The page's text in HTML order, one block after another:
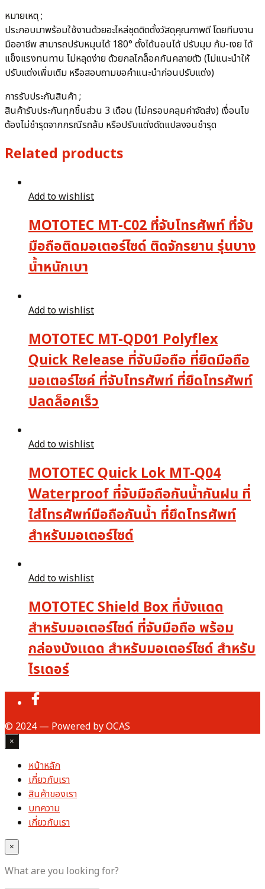
หมายเหตุ ;
ประกอบมาพร้อมใช้งานด้วยอะไหล่ชุดติตตั้งวัสดุคุณภาพดี โดยทีมงาน
มืออาชีพ สามารถปรับหมุนได้ 180° ตั้งได้นอนได้ ปรับมุม ก้ม-เงย ได้
แข็งแรงทนทาน ไม่หลุดง่าย ด้วยกลไกล็อคกันคลายตัว (ไม่แนะนำให้
ปรับแต่งเพิ่มเติม หรือสอบถามขอคำแนะนำก่อนปรับแต่ง)
การรับประกันสินค้า ;
สินค้ารับประกันทุกชิ้นส่วน 3 เดือน (ไม่ครอบคลุมค่าจัดส่ง) เงื่อนไข
ต้องไม่ชำรุดจากกรณีรถล้ม หรือปรับแต่งดัดแปลงจนชำรุด
Related products
Add to wishlist
MOTOTEC MT-C02 ที่จับโทรศัพท์ ที่จับ
มือถือติดมอเตอร์ไซด์ ติดจักรยาน รุ่นบาง
น้ำหนักเบา
Add to wishlist
MOTOTEC MT-QD01 Polyflex
Quick Release ที่จับมือถือ ที่ยึดมือถือ
มอเตอร์ไซค์ ที่จับโทรศัพท์ ที่ยึดโทรศัพท์
ปลดล็อคเร็ว
Add to wishlist
MOTOTEC Quick Lok MT-Q04
Waterproof ที่จับมือถือกันน้ำกันฝน ที่
ใส่โทรศัพท์มือถือกันน้ำ ที่ยึดโทรศัพท์
สำหรับมอเตอร์ไซด์
Add to wishlist
MOTOTEC Shield Box ที่บังแดด
สำหรับมอเตอร์ไซด์ ที่จับมือถือ พร้อม
กล่องบังเเดด สำหรับมอเตอร์ไซด์ สำหรับ
ไรเดอร์
© 2024 — Powered by OCAS
×
หน้าหลัก
เกี่ยวกับเรา
สินค้าของเรา
บทความ
เกี่ยวกับเรา
×
What are you looking for?